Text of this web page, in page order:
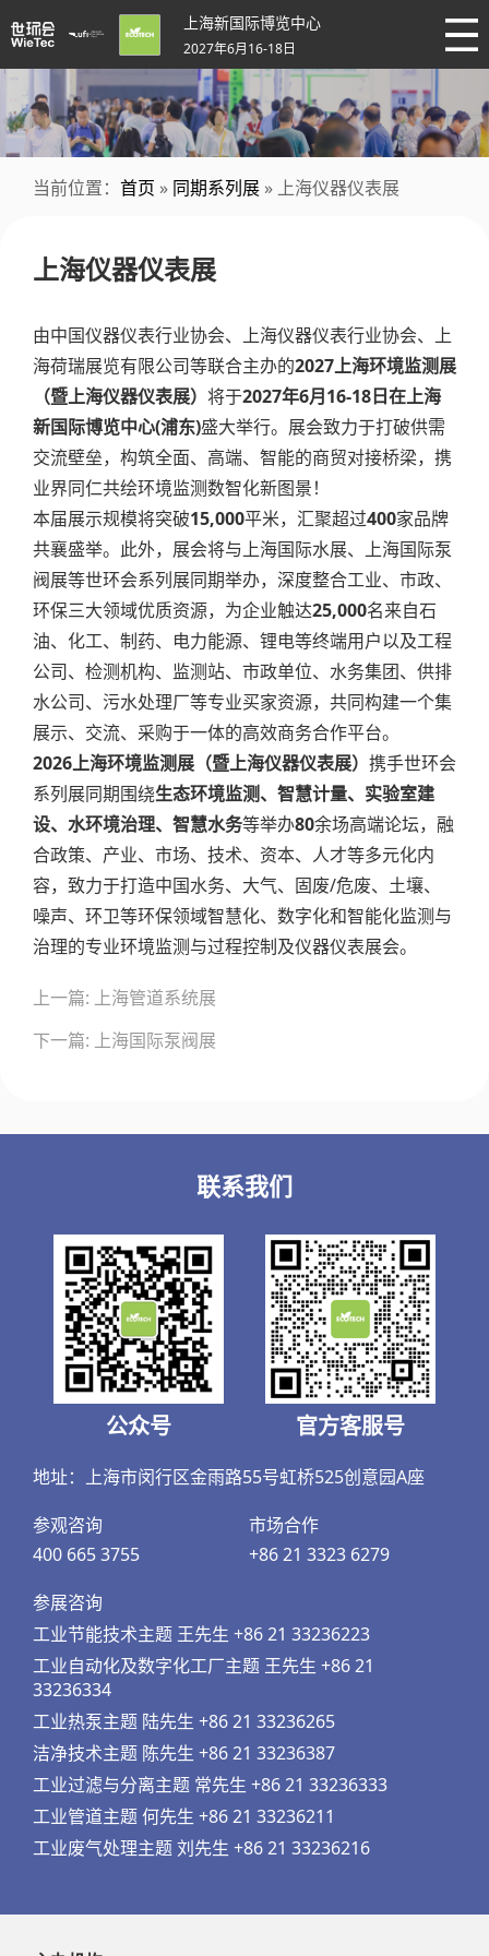
上海新国际博览中心
2027年6月16-18日
当前位置： 首页 » 同期系列展 » 上海仪器仪表展
上海仪器仪表展
由中国仪器仪表行业协会、上海仪器仪表行业协会、上
海荷瑞展览有限公司等联合主办的2027上海环境监测展
（暨上海仪器仪表展） 将于2027年6月16-18日在上海
新国际博览中心(浦东)盛大举行。展会致力于打破供需
交流壁垒，构筑全面、高端、智能的商贸对接桥梁，携
业界同仁共绘环境监测数智化新图景！
本届展示规模将突破15,000平米，汇聚超过400家品牌
共襄盛举。此外，展会将与上海国际水展、上海国际泵
阀展等世环会系列展同期举办，深度整合工业、市政、
环保三大领域优质资源，为企业触达25,000名来自石
油、化工、制药、电力能源、锂电等终端用户以及工程
公司、检测机构、监测站、市政单位、水务集团、供排
水公司、污水处理厂等专业买家资源，共同构建一个集
展示、交流、采购于一体的高效商务合作平台。
2026上海环境监测展（暨上海仪器仪表展） 携手世环会
系列展同期围绕生态环境监测、智慧计量、实验室建
设、水环境治理、智慧水务等举办80余场高端论坛，融
合政策、产业、市场、技术、资本、人才等多元化内
容，致力于打造中国水务、大气、固废/危废、土壤、
噪声、环卫等环保领域智慧化、数字化和智能化监测与
治理的专业环境监测与过程控制及仪器仪表展会。
章
航
上一篇: 上海管道系统展
下一篇: 上海国际泵阀展
联系我们
公众号 官方客服号
地址：上海市闵行区金雨路55号虹桥525创意园A座
参观咨询
400 665 3755
市场合作
+86 21 3323 6279
参展咨询
工业节能技术主题 王先生 +86 21 33236223
工业自动化及数字化工厂主题 王先生 +86 21
33236334
工业热泵主题 陆先生 +86 21 33236265
洁净技术主题 陈先生 +86 21 33236387
工业过滤与分离主题 常先生 +86 21 33236333
工业管道主题 何先生 +86 21 33236211
工业废气处理主题 刘先生 +86 21 33236216